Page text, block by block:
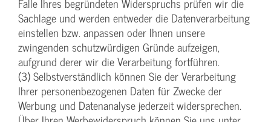
Sachlage und werden entweder die Datenverarbeitung
einstellen bzw. anpassen oder Ihnen unsere
zwingenden schutzwürdigen Gründe aufzeigen,
aufgrund derer wir die Verarbeitung fortführen.
(3) Selbstverständlich können Sie der Verarbeitung
Ihrer personenbezogenen Daten für Zwecke der
Werbung und Datenanalyse jederzeit widersprechen.